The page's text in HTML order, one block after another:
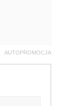
AUTOPROMOCJA